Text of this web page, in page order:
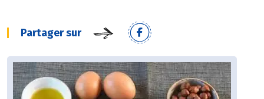
Partager sur